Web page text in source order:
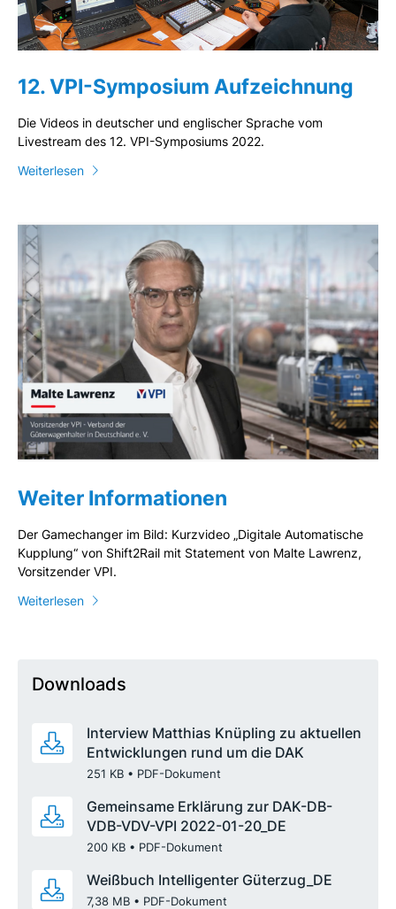
12. VPI-Symposium Aufzeichnung
Die Videos in deutscher und englischer Sprache vom
Livestream des 12. VPI-Symposiums 2022.
Weiterlesen
Weiter Informationen
Der Gamechanger im Bild: Kurzvideo „Digitale Automatische
Kupplung“ von Shift2Rail mit Statement von Malte Lawrenz,
Vorsitzender VPI.
Weiterlesen
Downloads
Interview Matthias Knüpling zu aktuellen
Entwicklungen rund um die DAK
251 KB ,• PDF-Dokument
Gemeinsame Erklärung zur DAK-DB-
VDB-VDV-VPI 2022-01-20_DE
200 KB ,• PDF-Dokument
Weißbuch Intelligenter Güterzug_DE
7,38 MB ,• PDF-Dokument